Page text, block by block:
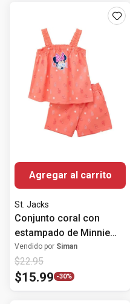
Agregar al carrito
St. Jacks
Conjunto coral con
estampado de Minnie
Mouse para niña
Vendido por Siman
$22.95
$15.99 -30%